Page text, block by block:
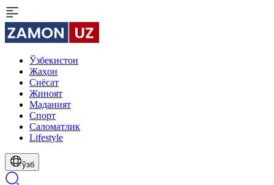
Ўзбекистон
Жаҳон
Сиёсат
Жиноят
Маданият
Спорт
Cаломатлик
Lifestyle
ўзб